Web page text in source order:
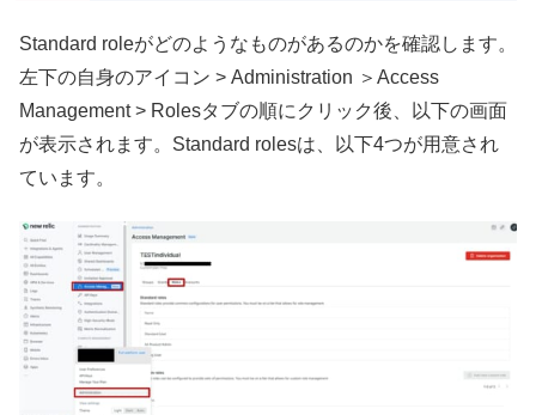
Standard roleがどのようなものがあるのかを確認します。
左下の自身のアイコン > Administration ＞Access
Management > Rolesタブの順にクリック後、以下の画面
が表示されます。Standard rolesは、以下4つが用意され
ています。